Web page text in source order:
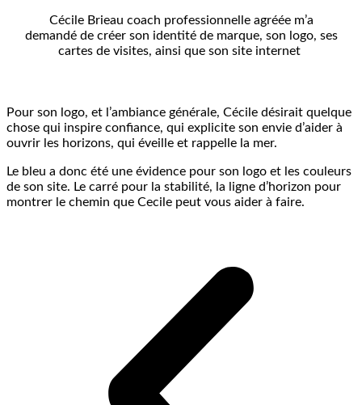
Cécile Brieau coach professionnelle agréée m’a
demandé de créer son identité de marque, son logo, ses
cartes de visites, ainsi que son site internet
Pour son logo, et l’ambiance générale, Cécile désirait quelque
chose qui inspire confiance, qui explicite son envie d’aider à
ouvrir les horizons, qui éveille et rappelle la mer.
Le bleu a donc été une évidence pour son logo et les couleurs
de son site. Le carré pour la stabilité, la ligne d’horizon pour
montrer le chemin que Cecile peut vous aider à faire.